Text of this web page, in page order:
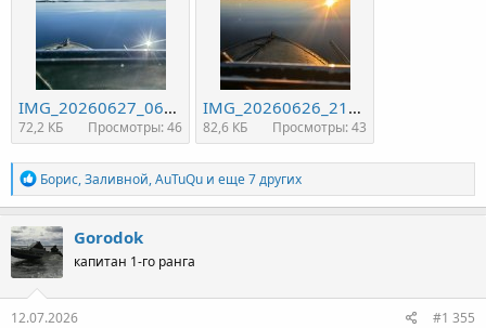
IMG_20260627_061522.jpg
72,2 КБ Просмотры: 46
IMG_20260626_213110.jpg
82,6 КБ Просмотры: 43
Р
е
а
к
ц
и
и
:
Борис,Заливной,AuTuQu и еще 7 других
Gorodok
капитан 1-го ранга
12.07.2026 #1 355